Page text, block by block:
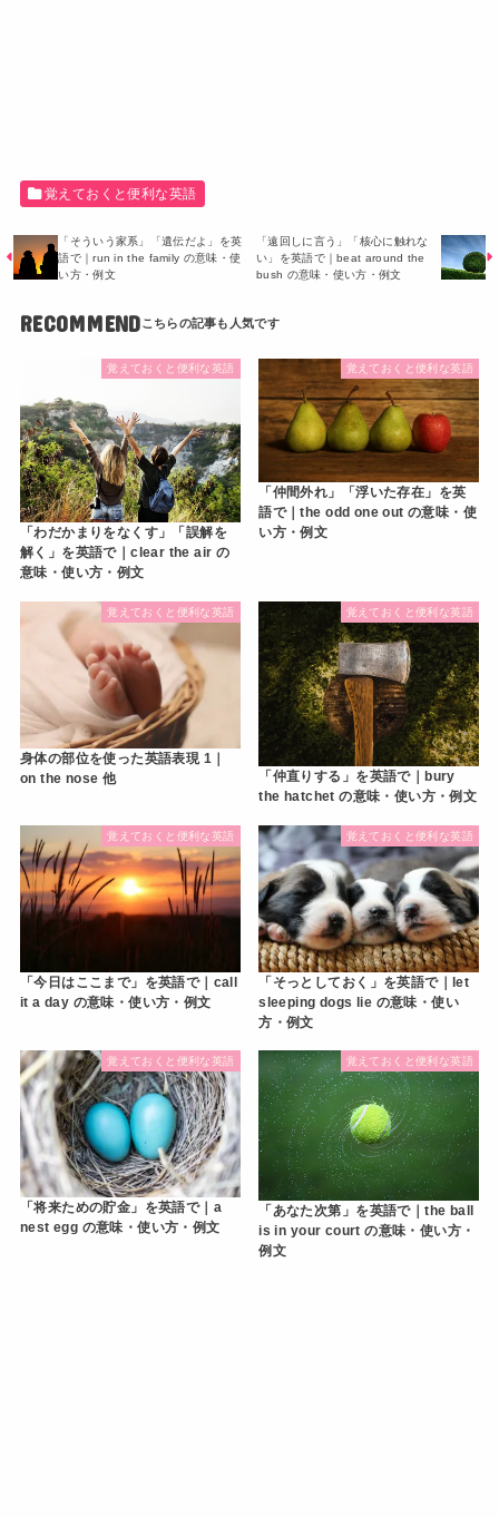
覚えておくと便利な英語
「そういう家系」「遺伝だよ」を英
語で｜run in the family の意味・使
い方・例文
「遠回しに言う」「核心に触れな
い」を英語で｜beat around the
bush の意味・使い方・例文
RECOMMEND
覚えておくと便利な英語
「わだかまりをなくす」「誤解を
解く」を英語で｜clear the air の
意味・使い方・例文
覚えておくと便利な英語
「仲間外れ」「浮いた存在」を英
語で｜the odd one out の意味・使
い方・例文
覚えておくと便利な英語
身体の部位を使った英語表現 1｜
on the nose 他
覚えておくと便利な英語
「仲直りする」を英語で｜bury
the hatchet の意味・使い方・例文
覚えておくと便利な英語
「今日はここまで」を英語で｜call
it a day の意味・使い方・例文
覚えておくと便利な英語
「そっとしておく」を英語で｜let
sleeping dogs lie の意味・使い
方・例文
覚えておくと便利な英語
「将来ための貯金」を英語で｜a
nest egg の意味・使い方・例文
覚えておくと便利な英語
「あなた次第」を英語で｜the ball
is in your court の意味・使い方・
例文